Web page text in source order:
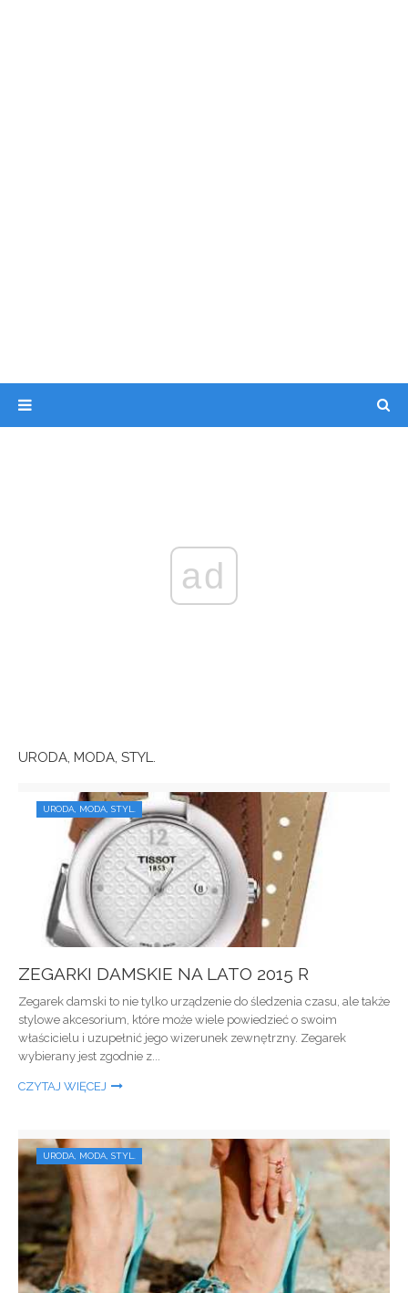
ad
URODA, MODA, STYL.
URODA, MODA, STYL.
ZEGARKI DAMSKIE NA LATO 2015 R
Zegarek damski to nie tylko urządzenie do śledzenia czasu, ale także
stylowe akcesorium, które może wiele powiedzieć o swoim
właścicielu i uzupełnić jego wizerunek zewnętrzny. Zegarek
wybierany jest zgodnie z...
CZYTAJ WIĘCEJ
URODA, MODA, STYL.